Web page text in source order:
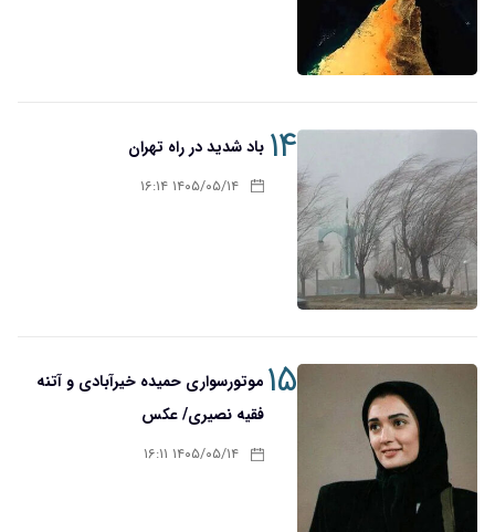
۱۴ باد شدید در راه تهران
۱۴۰۵/۰۵/۱۴ ۱۶:۱۴
۱۵ موتورسواری حمیده خیرآبادی و آتنه
فقیه نصیری/ عکس
۱۴۰۵/۰۵/۱۴ ۱۶:۱۱